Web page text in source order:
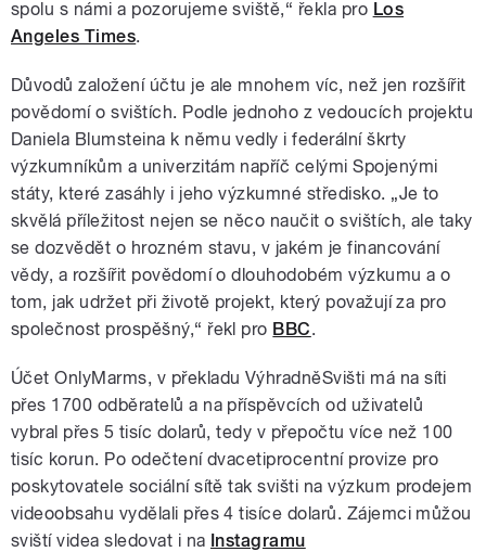
spolu s námi a pozorujeme sviště,“ řekla pro Los
Angeles Times.
Důvodů založení účtu je ale mnohem víc, než jen rozšířit
povědomí o svištích. Podle jednoho z vedoucích projektu
Daniela Blumsteina k němu vedly i federální škrty
výzkumníkům a univerzitám napříč celými Spojenými
státy, které zasáhly i jeho výzkumné středisko. „Je to
skvělá příležitost nejen se něco naučit o svištích, ale taky
se dozvědět o hrozném stavu, v jakém je financování
vědy, a rozšířit povědomí o dlouhodobém výzkumu a o
tom, jak udržet při životě projekt, který považují za pro
společnost prospěšný,“ řekl pro BBC.
Účet OnlyMarms, v překladu VýhradněSvišti má na síti
přes 1700 odběratelů a na příspěvcích od uživatelů
vybral přes 5 tisíc dolarů, tedy v přepočtu více než 100
tisíc korun. Po odečtení dvacetiprocentní provize pro
poskytovatele sociální sítě tak svišti na výzkum prodejem
videoobsahu vydělali přes 4 tisíce dolarů. Zájemci můžou
sviští videa sledovat i na Instagramu